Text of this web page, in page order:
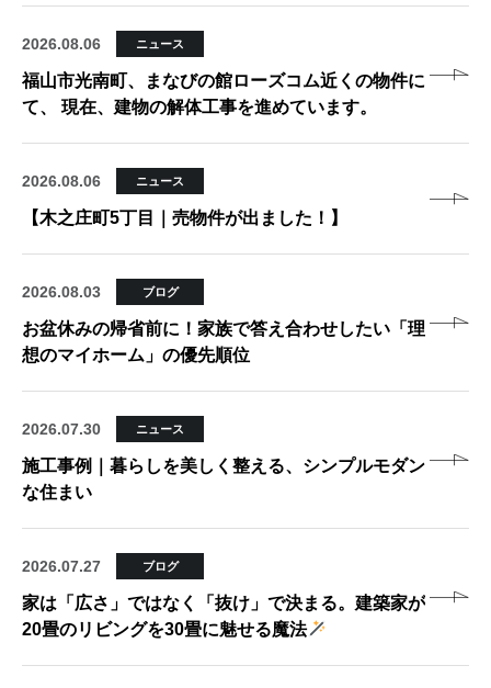
2026.08.06 ニュース
福山市光南町、まなびの館ローズコム近くの物件に
て、 現在、建物の解体工事を進めています。
2026.08.06 ニュース
【木之庄町5丁目｜売物件が出ました！】
2026.08.03 ブログ
お盆休みの帰省前に！家族で答え合わせしたい「理
想のマイホーム」の優先順位
2026.07.30 ニュース
施工事例｜暮らしを美しく整える、シンプルモダン
な住まい
2026.07.27 ブログ
家は「広さ」ではなく「抜け」で決まる。建築家が
20畳のリビングを30畳に魅せる魔法